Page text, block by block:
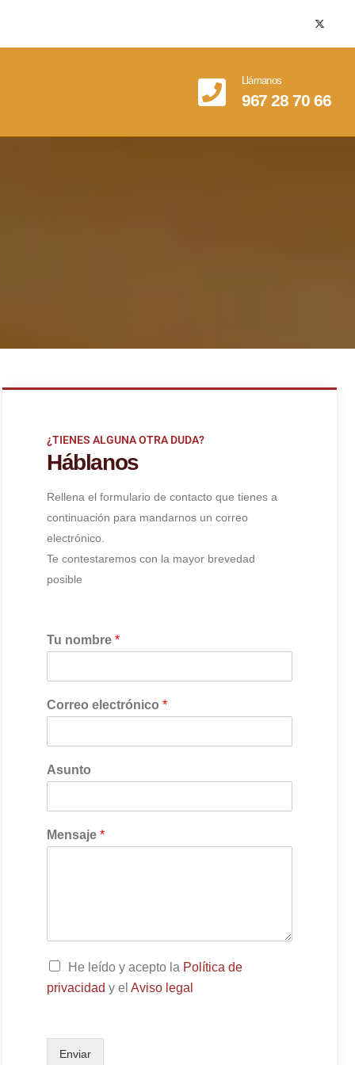
Llámanos
967 28 70 66
¿TIENES ALGUNA OTRA DUDA?
Háblanos
Rellena el formulario de contacto que tienes a
continuación para mandarnos un correo
electrónico.
Te contestaremos con la mayor brevedad
posible
Tu nombre *
Correo electrónico *
Asunto
Mensaje *
C
s
He leído y acepto la Política de
privacidad y el Aviso legal
Enviar